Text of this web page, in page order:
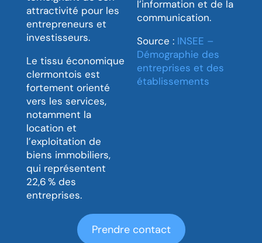
attractivité pour les
entrepreneurs et
investisseurs.
Le tissu économique
clermontois est
fortement orienté
vers les services,
notamment la
location et
l’exploitation de
biens immobiliers,
qui représentent
22,6 % des
entreprises.
l’information et de la
communication.
Source : INSEE –
Démographie des
entreprises et des
établissements
Prendre contact